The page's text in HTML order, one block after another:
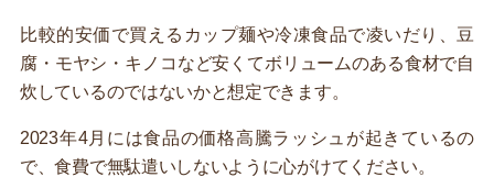
比較的安価で買えるカップ麺や冷凍食品で凌いだり、豆
腐・モヤシ・キノコなど安くてボリュームのある食材で自
炊しているのではないかと想定できます。
2023年4月には食品の価格高騰ラッシュが起きているの
で、食費で無駄遣いしないように心がけてください。